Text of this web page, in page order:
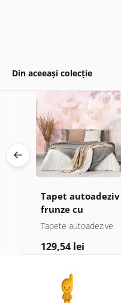
Din aceeași colecție
Tapet autoadeziv
frunze cu
atingere
Tapete autoadezive
129,54 lei